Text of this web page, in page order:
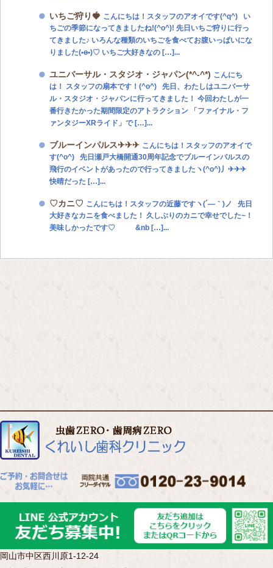
いちご狩り🍓 こんにちは！スタッフのアオイです(^q^) い
ちごの季節になってきましたね!(^o^)! 先日いちご狩りに行っ
てきました♪ いろんな種類のいちごを食べてお腹いっぱいにな
りました(•ө•)♡ いちご大好きなの […]...
ユニバーサル・スタジオ・ジャパン(*^-^*) こんにち
は！ スタッフの扇本です！(^o^) 先日、わたしはユニバーサ
ル・スタジオ・ジャパンに行ってきました！ 今回わたしが一
番行きたかった期間限定のアトラクション 「ファイナル・フ
ァンタジーXRライド」で […]...
ブルーインパルス✈✈✈ こんにちは！スタッフのアオイで
す(^o^) 先日瀬戸大橋開通30周年記念でブルーインパルスの
飛行のイベントがあったので行ってきましたヽ(^o^)丿✈✈✈
快晴だった […]...
♡カニ♡ こんにちは！スタッフの近藤ですヽ(´―｀)ノ 先日
大好きなカニを食べました！ 久しぶりのカニで幸せでした~！
美味しかったです♡ &nb […]...
岡山市中区西川原1-12-24